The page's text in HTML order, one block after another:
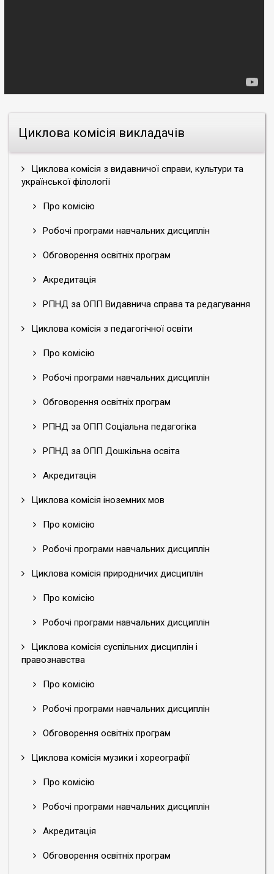
Циклова комісія викладачів
Циклова комісія з видавничої справи, культури та
української філології
Про комісію
Робочі програми навчальних дисциплін
Обговорення освітніх програм
Акредитація
РПНД за ОПП Видавнича справа та редагування
Циклова комісія з педагогічної освіти
Про комісію
Робочі програми навчальних дисциплін
Обговорення освітніх програм
РПНД за ОПП Соціальна педагогіка
РПНД за ОПП Дошкільна освіта
Акредитація
Циклова комісія іноземних мов
Про комісію
Робочі програми навчальних дисциплін
Циклова комісія природничих дисциплін
Про комісію
Робочі програми навчальних дисциплін
Циклова комісія суспільних дисциплін і
правознавства
Про комісію
Робочі програми навчальних дисциплін
Обговорення освітніх програм
Циклова комісія музики і хореографії
Про комісію
Робочі програми навчальних дисциплін
Акредитація
Обговорення освітніх програм